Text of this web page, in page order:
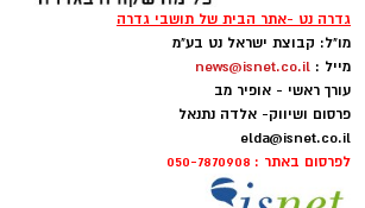
גדרה נט -אתר הבית של תושבי גדרה
מו"ל: קבוצת ישראל נט בע"מ
מייל : news@isnet.co.il
עורך ראשי - אופיר מב
פרסום ושיווק- אלדה נתנאל
elda@isnet.co.il
לפרסום באתר : 050-7870908